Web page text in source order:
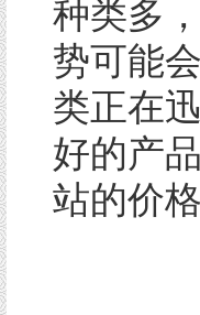
种类多
势可能
类正在
好的产
站的价